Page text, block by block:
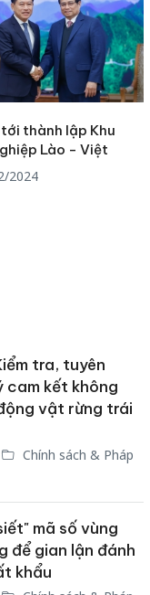
thành lập Khu
Lào - Việt
2024
tra, tuyên
cam kết không
vật rừng trái
Chính sách & Pháp
mã số vùng
để gian lận đánh
khẩu